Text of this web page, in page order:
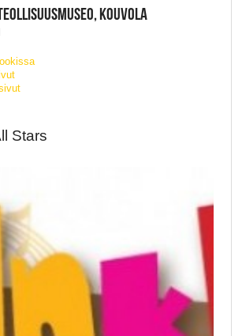
KOUVOLA
Stars